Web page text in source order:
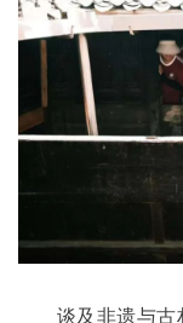
谈及非遗与古